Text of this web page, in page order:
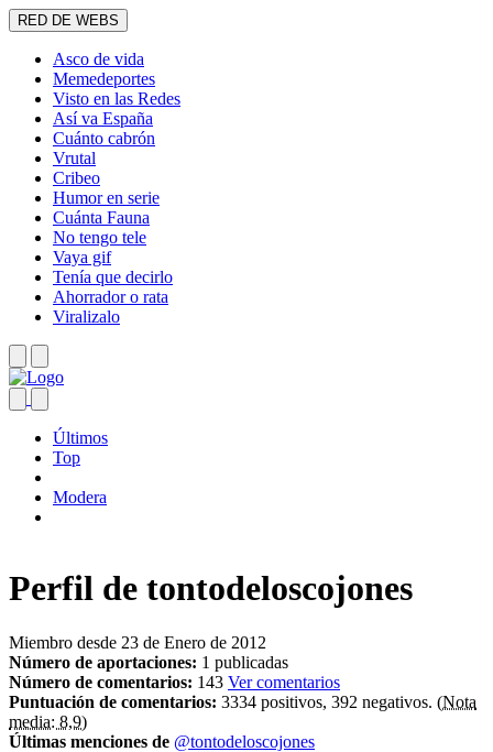
RED DE WEBS
Asco de vida
Memedeportes
Visto en las Redes
Así va España
Cuánto cabrón
Vrutal
Cribeo
Humor en serie
Cuánta Fauna
No tengo tele
Vaya gif
Tenía que decirlo
Ahorrador o rata
Viralizalo
Últimos
Top
Modera
Perfil de tontodeloscojones
Miembro desde 23 de Enero de 2012
Número de aportaciones: 1 publicadas
Número de comentarios: 143 Ver comentarios
Puntuación de comentarios: 3334 positivos, 392 negativos. (Nota
media: 8,9)
Últimas menciones de @tontodeloscojones